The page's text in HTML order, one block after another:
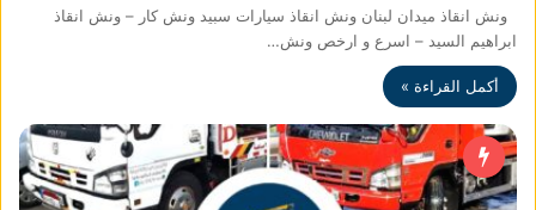
ونش انقاذ ميدان لبنان ونش انقاذ سيارات سبيد ونش كار – ونش انقاذ
ابراهيم السيد – اسرع و ارخص ونش…
أكمل القراءة »